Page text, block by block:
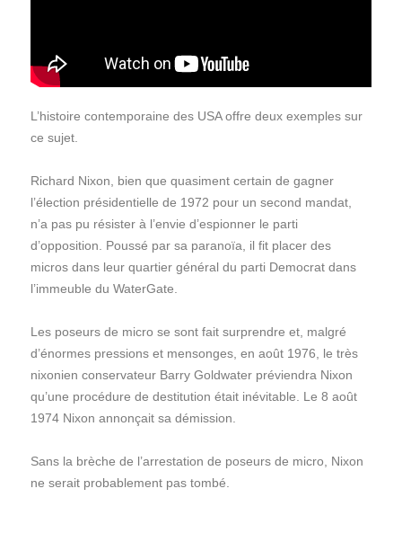
L’histoire contemporaine des USA offre deux exemples sur
ce sujet.
Richard Nixon, bien que quasiment certain de gagner
l’élection présidentielle de 1972 pour un second mandat,
n’a pas pu résister à l’envie d’espionner le parti
d’opposition. Poussé par sa paranoïa, il fit placer des
micros dans leur quartier général du parti Democrat dans
l’immeuble du WaterGate.
Les poseurs de micro se sont fait surprendre et, malgré
d’énormes pressions et mensonges, en août 1976, le très
nixonien conservateur Barry Goldwater préviendra Nixon
qu’une procédure de destitution était inévitable. Le 8 août
1974 Nixon annonçait sa démission.
Sans la brèche de l’arrestation de poseurs de micro, Nixon
ne serait probablement pas tombé.